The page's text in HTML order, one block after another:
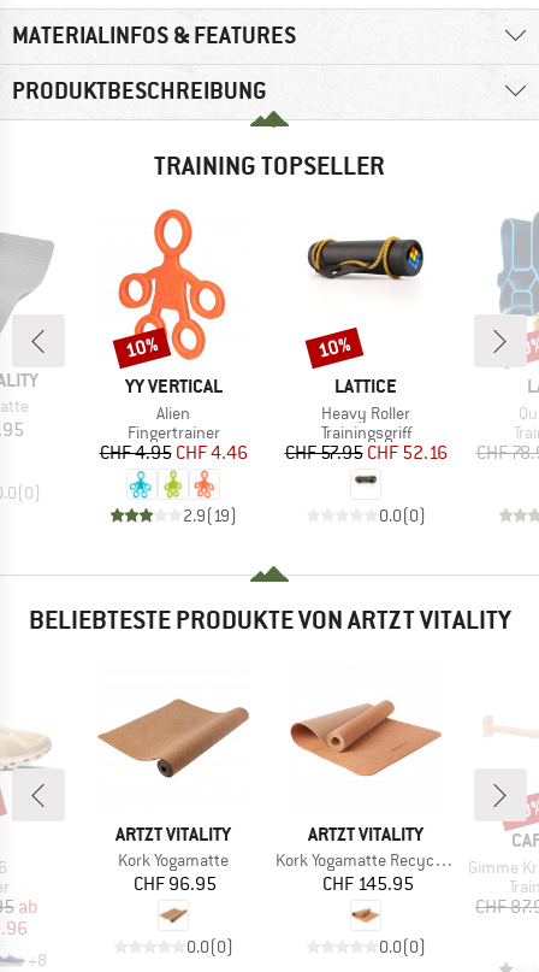
MATERIALINFOS & FEATURES
PRODUKTBESCHREIBUNG
TRAINING TOPSELLER
(0)
MARKE
YY VERTICAL
Artikel
Alien
Produktgruppe
Fingertrainer
Preis
CHF 4.95reduzierter Preis
CHF 4.46
2.9(19)
Rabatt
10%
MARKE
LATTICE
Artikel
Heavy Roller
Produktgruppe
Trainingsgriff
Preis
CHF 57.95 reduzierter Preis
CHF 52.16
0.0(0)
Rabatt
10%
CHF
BELIEBTESTE PRODUKTE VON ARTZT VITALITY
Preis
ab
+8
MARKE
ARTZT VITALITY
Artikel
Kork Yogamatte
Preis
CHF 96.95
0.0(0)
MARKE
ARTZT VITALITY
Artikel
Kork Yogamatte Recycle Plus
Preis
CHF 145.95
0.0(0)
Artikel
Gimme Kraft
CHF